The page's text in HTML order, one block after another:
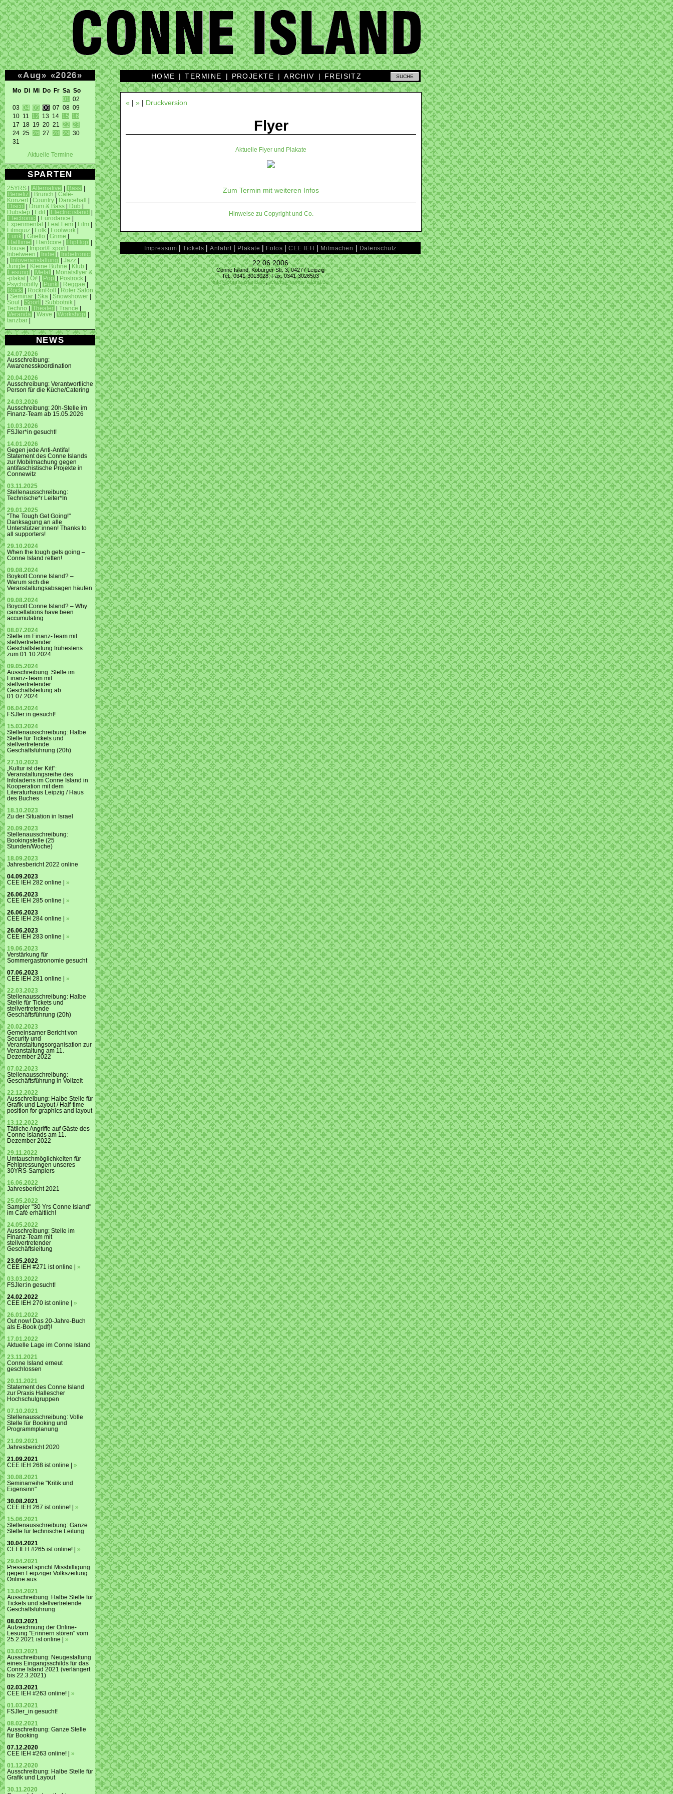
«Aug» «2026»
Mo Di Mi Do Fr Sa So
01
02
03 04 05 06 07 08 09
10 11 12 13 14 15
16
17 18 19 20 21 22
23
24 25 26 27 28 29 30
31
Aktuelle Termine
SPARTEN
25YRS Alternative Bass
Benefiz
Brunch
Café-
Konzert
Country Dancehall
Disco
Drum & Bass Dub
Dubstep
Edit Electric island
Electronic
Eurodance
Experimental
Feat.Fem Film
Filmquiz
Folk Footwork
Funk
Ghetto Grime
Halftime
Hardcore HipHop
House
Import/Export
Inbetween
Indie
Indietronic
Infoveranstaltung Jazz
Jungle
Kleine Bühne Klub
Lesung
Metal
Monatsflyer &
-plakat
Oi! Pop Postrock
Psychobilly
Punk Reggae
Rock
RocknRoll
Roter Salon
Seminar Ska Snowshower
Soul
Sport Subbotnik
Techno
Theater Trance
Veranda
Wave Workshop
tanzbar
NEWS
24.07.2026
Ausschreibung:
Awarenesskoordination
20.04.2026
Ausschreibung: Verantwortliche
Person für die Küche/Catering
24.03.2026
Ausschreibung: 20h-Stelle im
Finanz-Team ab 15.05.2026
10.03.2026
FSJler*in gesucht!
14.01.2026
Gegen jede Anti-Antifa!
Statement des Conne Islands
zur Mobilmachung gegen
antifaschistische Projekte in
Connewitz
03.11.2025
Stellenausschreibung:
Technische*r Leiter*In
29.01.2025
"The Tough Get Going!"
Danksagung an alle
Unterstützer:innen! Thanks to
all supporters!
29.10.2024
When the tough gets going –
Conne Island retten!
09.08.2024
Boykott Conne Island? –
Warum sich die
Veranstaltungsabsagen häufen
09.08.2024
Boycott Conne Island? – Why
cancellations have been
accumulating
08.07.2024
Stelle im Finanz-Team mit
stellvertretender
Geschäftsleitung frühestens
zum 01.10.2024
09.05.2024
Ausschreibung: Stelle im
Finanz-Team mit
stellvertretender
Geschäftsleitung ab
01.07.2024
06.04.2024
FSJler:in gesucht!
15.03.2024
Stellenausschreibung: Halbe
Stelle für Tickets und
stellvertretende
Geschäftsführung (20h)
27.10.2023
„Kultur ist der Kitt“:
Veranstaltungsreihe des
Infoladens im Conne Island in
Kooperation mit dem
Literaturhaus Leipzig / Haus
des Buches
18.10.2023
Zu der Situation in Israel
20.09.2023
Stellenausschreibung:
Bookingstelle (25
Stunden/Woche)
18.09.2023
Jahresbericht 2022 online
04.09.2023
CEE IEH 282 online | »
26.06.2023
CEE IEH 285 online | »
26.06.2023
CEE IEH 284 online | »
26.06.2023
CEE IEH 283 online | »
19.06.2023
Verstärkung für
Sommergastronomie gesucht
07.06.2023
CEE IEH 281 online | »
22.03.2023
Stellenausschreibung: Halbe
Stelle für Tickets und
stellvertretende
Geschäftsführung (20h)
20.02.2023
Gemeinsamer Bericht von
Security und
Veranstaltungsorganisation zur
Veranstaltung am 11.
Dezember 2022
07.02.2023
Stellenausschreibung:
Geschäftsführung in Vollzeit
22.12.2022
Ausschreibung: Halbe Stelle für
Grafik und Layout / Half-time
position for graphics and layout
13.12.2022
Tätliche Angriffe auf Gäste des
Conne Islands am 11.
Dezember 2022
29.11.2022
Umtauschmöglichkeiten für
Fehlpressungen unseres
30YRS-Samplers
16.06.2022
Jahresbericht 2021
25.05.2022
Sampler "30 Yrs Conne Island"
im Café erhältlich!
24.05.2022
Ausschreibung: Stelle im
Finanz-Team mit
stellvertretender
Geschäftsleitung
23.05.2022
CEE IEH #271 ist online | »
03.03.2022
FSJler:in gesucht!
24.02.2022
CEE IEH 270 ist online | »
26.01.2022
Out now! Das 20-Jahre-Buch
als E-Book (pdf)!
17.01.2022
Aktuelle Lage im Conne Island
23.11.2021
Conne Island erneut
geschlossen
20.11.2021
Statement des Conne Island
zur Praxis Hallescher
Hochschulgruppen
07.10.2021
Stellenausschreibung: Volle
Stelle für Booking und
Programmplanung
21.09.2021
Jahresbericht 2020
21.09.2021
CEE IEH 268 ist online | »
30.08.2021
Seminarreihe "Kritik und
Eigensinn"
30.08.2021
CEE IEH 267 ist online! | »
15.06.2021
Stellenausschreibung: Ganze
Stelle für technische Leitung
30.04.2021
CEEIEH #265 ist online! | »
29.04.2021
Presserat spricht Missbilligung
gegen Leipziger Volkszeitung
Online aus
13.04.2021
Ausschreibung: Halbe Stelle für
Tickets und stellvertretende
Geschäftsführung
08.03.2021
Aufzeichnung der Online-
Lesung "Erinnern stören" vom
25.2.2021 ist online | »
03.03.2021
Ausschreibung: Neugestaltung
eines Eingangsschilds für das
Conne Island 2021 (verlängert
bis 22.3.2021)
02.03.2021
CEE IEH #263 online! | »
01.03.2021
FSJler_in gesucht!
08.02.2021
Ausschreibung: Ganze Stelle
für Booking
07.12.2020
CEE IEH #263 online! | »
01.12.2020
Ausschreibung: Halbe Stelle für
Grafik und Layout
30.11.2020
HOME |TERMINE | PROJEKTE |ARCHIV | FREISITZ
« | » | Druckversion
Flyer
Aktuelle Flyer und Plakate
Zum Termin mit weiteren Infos
Hinweise zu Copyright und Co.
Impressum |Tickets |Anfahrt | Plakate | Fotos |CEE IEH | Mitmachen | Datenschutz
22.06.2006
Conne Island, Koburger Str. 3, 04277 Leipzig
Tel.: 0341-3013028, Fax: 0341-3026503
info@conne-island.de,tickets@conne-island.de